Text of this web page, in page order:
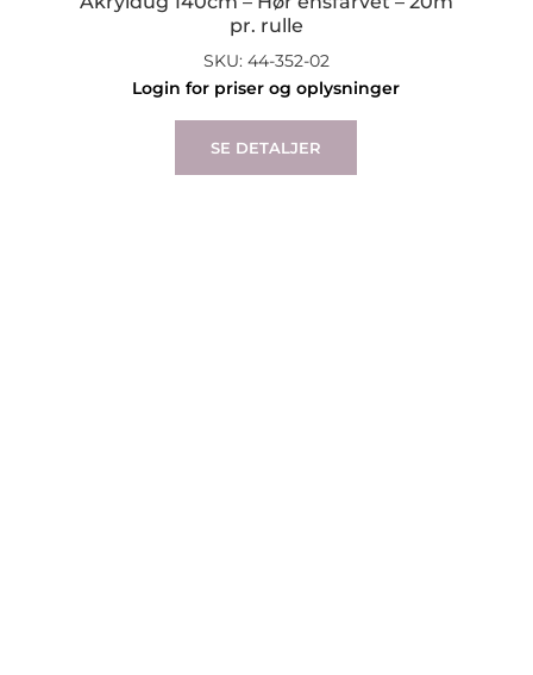
pr. rulle
SKU: 44-352-02
Login for priser og oplysninger
SE DETALJER